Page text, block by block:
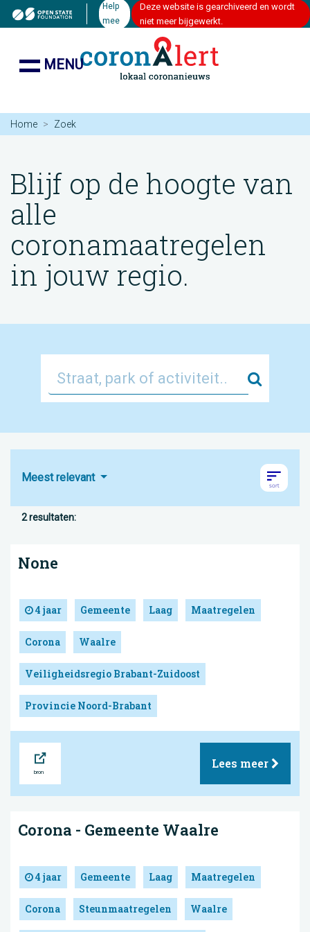
Help
mee
Deze website is gearchiveerd en wordt
niet meer bijgewerkt.
MENU
Home Zoek
Blijf op de hoogte van
alle
coronamaatregelen
in jouw regio.
Zoek
Meest relevant
2 resultaten:
None
4 jaar Gemeente Laag Maatregelen
Corona Waalre
Veiligheidsregio Brabant-Zuidoost
Provincie Noord-Brabant
Lees meer
Corona - Gemeente Waalre
4 jaar Gemeente Laag Maatregelen
Corona Steunmaatregelen Waalre